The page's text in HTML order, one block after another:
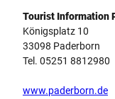
Tourist Information
Königsplatz 10
33098 Paderborn
Tel. 05251 8812980
www.paderborn.de